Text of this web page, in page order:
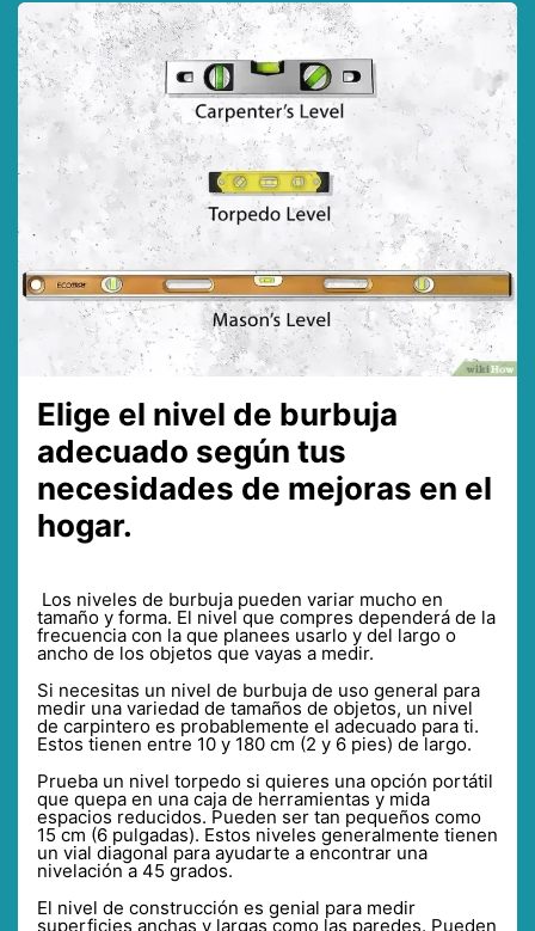
Elige el nivel de burbuja
adecuado según tus
necesidades de mejoras en el
hogar.
Los niveles de burbuja pueden variar mucho en
tamaño y forma. El nivel que compres dependerá de la
frecuencia con la que planees usarlo y del largo o
ancho de los objetos que vayas a medir.
Si necesitas un nivel de burbuja de uso general para
medir una variedad de tamaños de objetos, un nivel
de carpintero es probablemente el adecuado para ti.
Estos tienen entre 10 y 180 cm (2 y 6 pies) de largo.
Prueba un nivel torpedo si quieres una opción portátil
que quepa en una caja de herramientas y mida
espacios reducidos. Pueden ser tan pequeños como
15 cm (6 pulgadas). Estos niveles generalmente tienen
un vial diagonal para ayudarte a encontrar una
nivelación a 45 grados.
El nivel de construcción es genial para medir
superficies anchas y largas como las paredes. Pueden